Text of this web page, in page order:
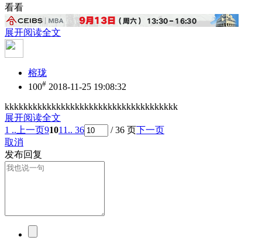
看看
展开阅读全文
榕珑
100# 2018-11-25 19:08:32
kkkkkkkkkkkkkkkkkkkkkkkkkkkkkkkkkkkkk
展开阅读全文
1 .. 上一页91011 .. 36 / 36 页下一页
取消
发布回复